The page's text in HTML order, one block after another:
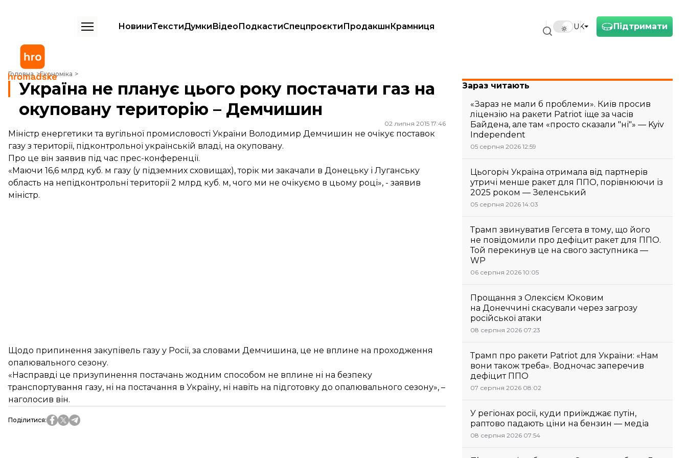
Підтримати
UK
НовиниТекстиДумкиВідеоПодкастиСпецпроєктиПродакшнКрамниця
Головна Економіка
Україна не планує цього року постачати газ на окуповану територію – Демчишин
Україна не планує цього року постачати газ на
окуповану територію – Демчишин
02 липня 2015 17:46
Міністр енергетики та вугільної промисловості України Володимир Демчишин не очікує поставок
газу з території, підконтрольної українській владі, на окуповану.
Про це він заявив під час прес-конференції.
«Маючи 16,6 млрд куб. м газу (у підземних сховищах), торік ми закачали в Донецьку і Луганську
область на непідконтрольні території 2 млрд куб. м, чого ми не очікуємо в цьому році», - заявив
міністр.
Щодо припинення закупівель газу у Росії, за словами Демчишина, це не вплине на проходження
опалювального сезону.
«Насправді це призупинення постачань жодним способом не вплине ні на безпеку
транспортування газу, ні на постачання в Україну, ні навіть на підготовку до опалювального сезону», –
наголосив він.
Поділитися:
Зараз читають
«Зараз не мали б проблеми». Київ просив
ліцензію на ракети Patriot іще за часів
Байдена, але там «просто сказали "ні"» — Kyiv
Independent
05 серпня 2026 12:59
Цьогоріч Україна отримала від партнерів
утричі менше ракет для ППО, порівнюючи із
2025 роком — Зеленський
05 серпня 2026 14:03
Трамп звинуватив Гегсета в тому, що його
не повідомили про дефіцит ракет для ППО.
Той перекинув це на свого заступника —
WP
06 серпня 2026 10:05
Прощання з Олексієм Юковим
на Донеччині скасували через загрозу
російської атаки
08 серпня 2026 07:23
Трамп про ракети Patriot для України: «Нам
вони також треба». Водночас заперечив
дефіцит ППО
07 серпня 2026 08:02
У регіонах росії, куди приїжджає путін,
раптово падають ціни на бензин — медіа
08 серпня 2026 07:54